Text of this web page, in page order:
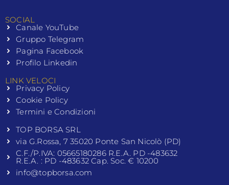
SOCIAL
Canale YouTube
Gruppo Telegram
Pagina Facebook
Profilo Linkedin
LINK VELOCI
Privacy Policy
Cookie Policy
Termini e Condizioni
TOP BORSA SRL
via G.Rossa, 7 35020 Ponte San Nicolò (PD)
C.F./P.IVA: 05665180286 R.E.A. PD -483632
R.E.A. : PD -483632 Cap. Soc. € 10200
info@topborsa.com